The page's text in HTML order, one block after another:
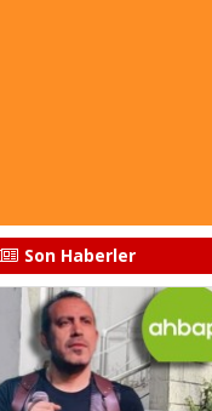
Son Haberler